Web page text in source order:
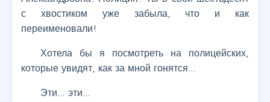
с хвостиком уже забыла, что и как
переименовали!
Хотела бы я посмотреть на полицейских,
которые увидят, как за мной гонятся…
Эти… эти…